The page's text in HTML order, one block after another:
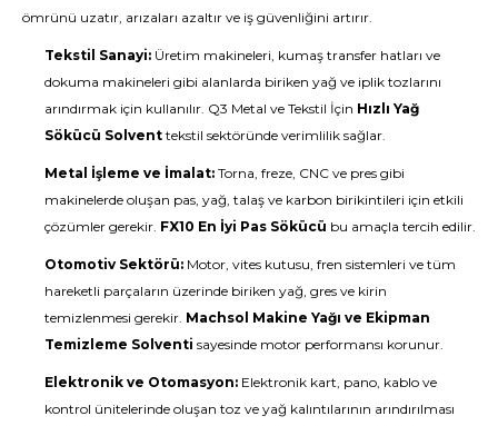
ömrünü uzatır, arızaları azaltır ve iş güvenliğini artırır.
Tekstil Sanayi: Üretim makineleri, kumaş transfer hatları ve
dokuma makineleri gibi alanlarda biriken yağ ve iplik tozlarını
arındırmak için kullanılır. Q3 Metal ve Tekstil İçin Hızlı Yağ
Sökücü Solvent tekstil sektöründe verimlilik sağlar.
Metal İşleme ve İmalat: Torna, freze, CNC ve pres gibi
makinelerde oluşan pas, yağ, talaş ve karbon birikintileri için etkili
çözümler gerekir. FX10 En İyi Pas Sökücü bu amaçla tercih edilir.
Otomotiv Sektörü: Motor, vites kutusu, fren sistemleri ve tüm
hareketli parçaların üzerinde biriken yağ, gres ve kirin
temizlenmesi gerekir. Machsol Makine Yağı ve Ekipman
Temizleme Solventi sayesinde motor performansı korunur.
Elektronik ve Otomasyon: Elektronik kart, pano, kablo ve
kontrol ünitelerinde oluşan toz ve yağ kalıntılarının arındırılması